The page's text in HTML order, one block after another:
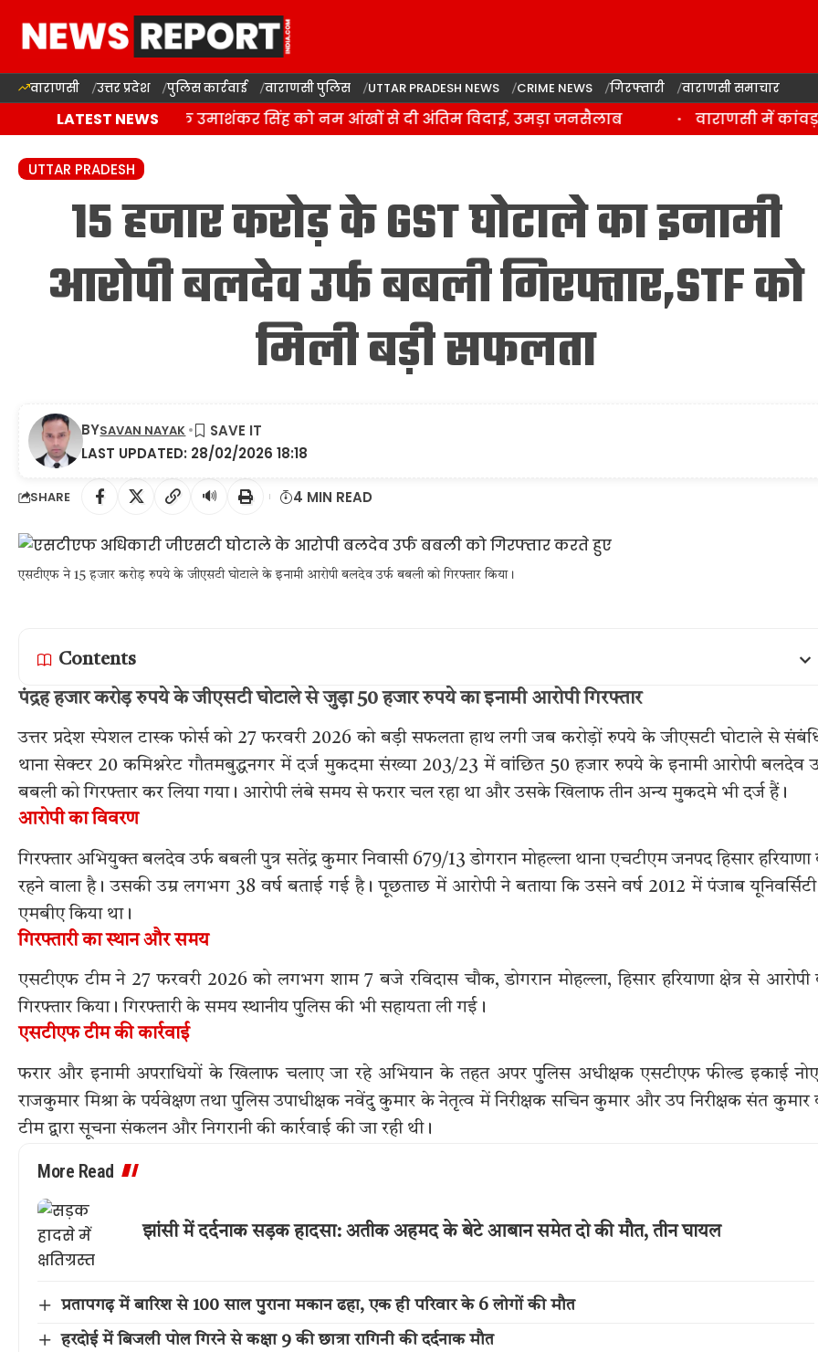
वाराणसी उत्तर प्रदेश पुलिस कार्रवाई वाराणसी पुलिस UTTAR PRADESH NEWS CRIME NEWS गिरफ्तारी वाराणसी समाचार
LATEST NEWS
में बसपा विधायक उमाशंकर सिंह को नम आंखों से दी अंतिम विदाई, उमड़ा जनसैलाब वाराणसी में कांवड़
UTTAR PRADESH
15 हजार करोड़ के GST घोटाले का इनामी
आरोपी बलदेव उर्फ बबली गिरफ्तार,STF को
मिली बड़ी सफलता
LAST UPDATED: 28/02/2026 18:18
BYSAVAN NAYAK
SHARE 🔊 4 MIN READ
एसटीएफ ने 15 हजार करोड़ रुपये के जीएसटी घोटाले के इनामी आरोपी बलदेव उर्फ बबली को गिरफ्तार किया।
Contents
पंद्रह हजार करोड़ रुपये के जीएसटी घोटाले से जुड़ा 50 हजार रुपये का इनामी आरोपी गिरफ्तार
उत्तर प्रदेश स्पेशल टास्क फोर्स को 27 फरवरी 2026 को बड़ी सफलता हाथ लगी जब करोड़ों रुपये के जीएसटी घोटाले से
थाना सेक्टर 20 कमिश्नरेट गौतमबुद्धनगर में दर्ज मुकदमा संख्या 203/23 में वांछित 50 हजार रुपये के इनामी आरोपी बलदेव
बबली को गिरफ्तार कर लिया गया। आरोपी लंबे समय से फरार चल रहा था और उसके खिलाफ तीन अन्य मुकदमे भी दर्ज हैं।
आरोपी का विवरण
गिरफ्तार अभियुक्त बलदेव उर्फ बबली पुत्र सतेंद्र कुमार निवासी 679/13 डोगरान मोहल्ला थाना एचटीएम जनपद हिसार हरियाणा
रहने वाला है। उसकी उम्र लगभग 38 वर्ष बताई गई है। पूछताछ में आरोपी ने बताया कि उसने वर्ष 2012 में पंजाब
एमबीए किया था।
गिरफ्तारी का स्थान और समय
एसटीएफ टीम ने 27 फरवरी 2026 को लगभग शाम 7 बजे रविदास चौक, डोगरान मोहल्ला, हिसार हरियाणा क्षेत्र से आरोपी
गिरफ्तार किया। गिरफ्तारी के समय स्थानीय पुलिस की भी सहायता ली गई।
एसटीएफ टीम की कार्रवाई
फरार और इनामी अपराधियों के खिलाफ चलाए जा रहे अभियान के तहत अपर पुलिस अधीक्षक एसटीएफ फील्ड इकाई
राजकुमार मिश्रा के पर्यवेक्षण तथा पुलिस उपाधीक्षक नवेंदु कुमार के नेतृत्व में निरीक्षक सचिन कुमार और उप निरीक्षक संत कुमार
टीम द्वारा सूचना संकलन और निगरानी की कार्रवाई की जा रही थी।
More Read
झांसी में दर्दनाक सड़क हादसा: अतीक अहमद के बेटे आबान समेत दो की मौत, तीन घायल
प्रतापगढ़ में बारिश से 100 साल पुराना मकान ढहा, एक ही परिवार के 6 लोगों की मौत
हरदोई में बिजली पोल गिरने से कक्षा 9 की छात्रा रागिनी की दर्दनाक मौत